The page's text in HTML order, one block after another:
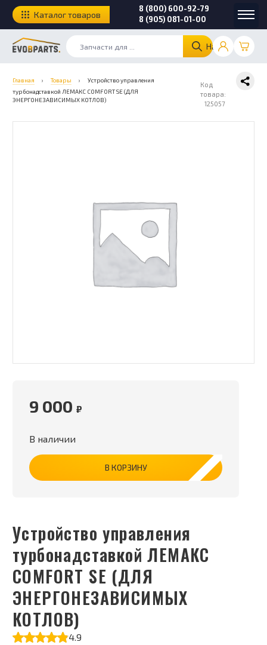
Найти
8 (800) 600-92-79
8 (905) 081-01-00
Каталог товаров
Главная › Товары ›
Устройство управления
турбонадставкой ЛЕМАКС COMFORT SE (ДЛЯ
ЭНЕРГОНЕЗАВИСИМЫХ КОТЛОВ)
Код
товара:
125057
Устройство управления
турбонадставкой ЛЕМАКС
COMFORT SE (ДЛЯ
ЭНЕРГОНЕЗАВИСИМЫХ
КОТЛОВ)
4.9
9 000 ₽
В наличии
В КОРЗИНУ